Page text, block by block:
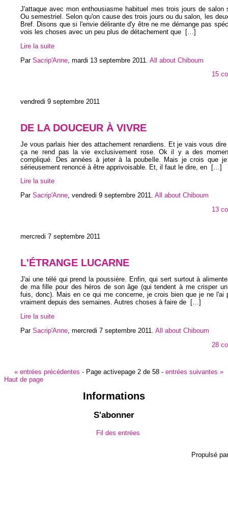
J'attaque avec mon enthousiasme habituel mes trois jours de salon
Ou semestriel. Selon qu'on cause des trois jours ou du salon, les
Bref. Disons que si l'envie délirante d'y être ne me démange pas
vois les choses avec un peu plus de détachement que
[…]
Lire la suite
Par Sacrip'Anne mardi 13 septembre 2011 All about Chiboum
15
vendredi 9 septembre 2011
DE LA DOUCEUR À VIVRE
Je vous parlais hier des attachement renardiens. Et je vais vous
ça ne rend pas la vie exclusivement rose. Ok il y a des
compliqué. Des années à jeter à la poubelle. Mais je crois que
sérieusement renoncé à être apprivoisable. Et, il faut le dire, en […]
Lire la suite
Par Sacrip'Anne, vendredi 9 septembre 2011. All about Chiboum
13
mercredi 7 septembre 2011
L'ÉTRANGE LUCARNE
J'ai une télé qui prend la poussière. Enfin, qui sert surtout à
de ma fille pour des héros de son âge (qui tendent à me crisper
fuis, donc). Mais en ce qui me concerne, je crois bien que je ne l'ai
vraiment depuis des semaines. Autres choses à faire de
[…]
Lire la suite
Par Sacrip'Anne mercredi 7 septembre 2011
All about Chiboum
28
« entrées précédentes - Page activepage 2 de 58 - entrées suivantes »
Haut de page
Informations
S'abonner
Fil des entrées
Propulsé